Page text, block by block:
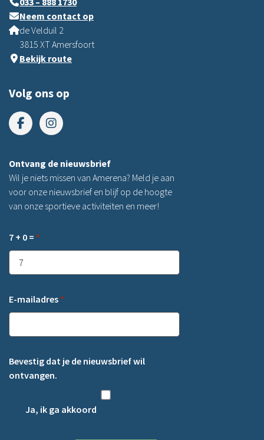
Neem contact op
de Velduil 2
3815 XT Amersfoort
Bekijk route
Volg ons op
Ontvang de nieuwsbrief
Wil je niets missen van Amerena? Meld je aan
voor onze nieuwsbrief en blijf op de hoogte
van onze sportieve activiteiten en meer!
7 + 0 = *
E-mailadres *
Bevestig dat je de nieuwsbrief wil
ontvangen.
Ja, ik ga akkoord